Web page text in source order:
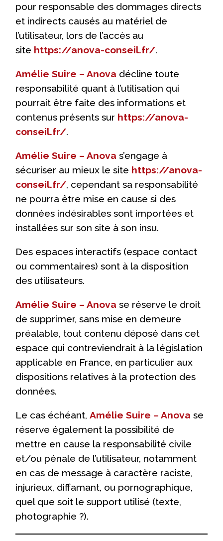
pour responsable des dommages directs
et indirects causés au matériel de
l’utilisateur, lors de l’accès au
site https://anova-conseil.fr/.
Amélie Suire – Anova décline toute
responsabilité quant à l’utilisation qui
pourrait être faite des informations et
contenus présents sur https://anova-
conseil.fr/.
Amélie Suire – Anova s’engage à
sécuriser au mieux le site https://anova-
conseil.fr/, cependant sa responsabilité
ne pourra être mise en cause si des
données indésirables sont importées et
installées sur son site à son insu.
Des espaces interactifs (espace contact
ou commentaires) sont à la disposition
des utilisateurs.
Amélie Suire – Anova se réserve le droit
de supprimer, sans mise en demeure
préalable, tout contenu déposé dans cet
espace qui contreviendrait à la législation
applicable en France, en particulier aux
dispositions relatives à la protection des
données.
Le cas échéant,Amélie Suire – Anova se
réserve également la possibilité de
mettre en cause la responsabilité civile
et/ou pénale de l’utilisateur, notamment
en cas de message à caractère raciste,
injurieux, diffamant, ou pornographique,
quel que soit le support utilisé (texte,
photographie ?).